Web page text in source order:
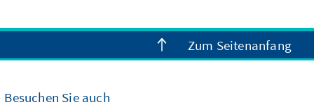
Zum Seitenanfang
Besuchen Sie auch